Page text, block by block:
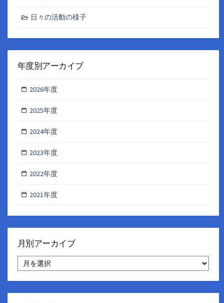
日々の活動の様子
年度別アーカイブ
2026年度
2025年度
2024年度
2023年度
2022年度
2021年度
月別アーカイブ
別
ア